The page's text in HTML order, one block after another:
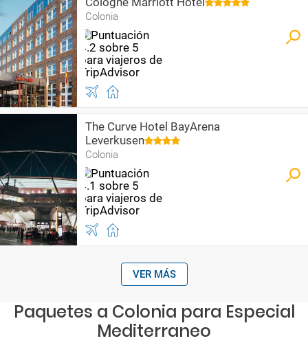
Colonia
The Curve Hotel BayArena
Leverkusen
Colonia
VER MÁS
Paquetes a Colonia para Especial
Mediterraneo